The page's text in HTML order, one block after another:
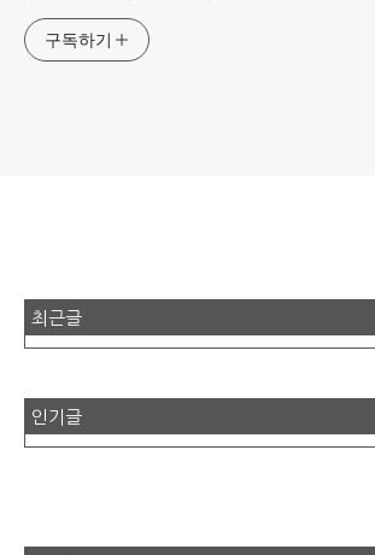
구독하기
최근글
인기글